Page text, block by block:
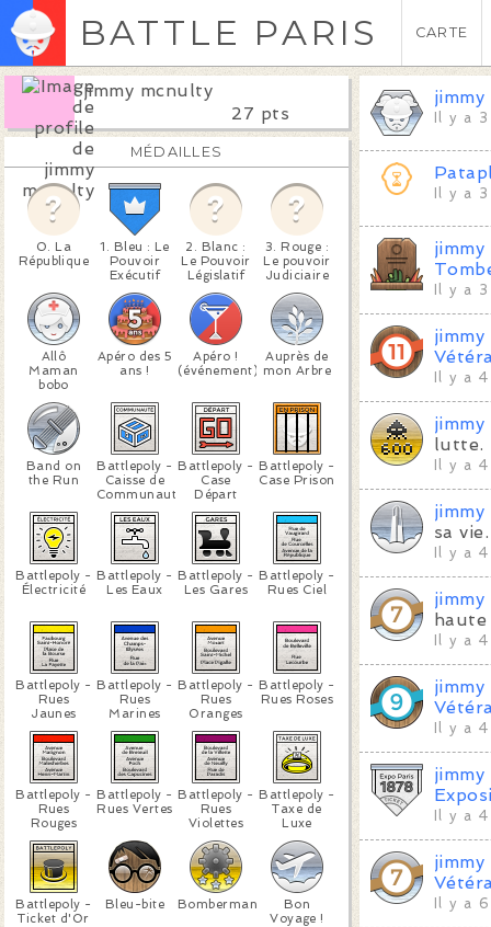
BATTLE PARIS CARTE
jimmy mcnulty
27 pts
MÉDAILLES
0. La
République
1. Bleu : Le
Pouvoir
Exécutif
2. Blanc :
Le Pouvoir
Législatif
3. Rouge :
Le pouvoir
Judiciaire
Allô
Maman
bobo
Apéro des 5
ans !
Apéro !
(événement)
Auprès de
mon Arbre
Band on
the Run
Battlepoly -
Caisse de
Communauté
Battlepoly -
Case
Départ
Battlepoly -
Case Prison
Battlepoly -
Électricité
Battlepoly -
Les Eaux
Battlepoly -
Les Gares
Battlepoly -
Rues Ciel
Battlepoly -
Rues
Jaunes
Battlepoly -
Rues
Marines
Battlepoly -
Rues
Oranges
Battlepoly -
Rues Roses
Battlepoly -
Rues
Rouges
Battlepoly -
Rues Vertes
Battlepoly -
Rues
Violettes
Battlepoly -
Taxe de
Luxe
Battlepoly -
Ticket d'Or
Bleu-bite Bomberman
Bon
Voyage !
Il y a
Il y a
Il y a
Il y a
lutte.
Il y a
sa vie.
Il y a
Il y a
Il y a
Il y a
Il y a